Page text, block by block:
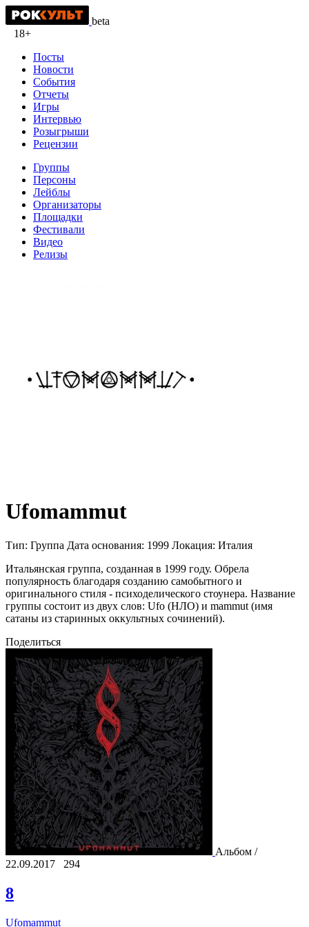
beta
18+
Посты
Новости
События
Отчеты
Игры
Интервью
Розыгрыши
Рецензии
Группы
Персоны
Лейблы
Организаторы
Площадки
Фестивали
Видео
Релизы
Ufomammut
Тип: Группа Дата основания: 1999 Локация: Италия
Итальянская группа, созданная в 1999 году. Обрела
популярность благодаря созданию самобытного и
оригинального стиля - психоделического стоунера. Название
группы состоит из двух слов: Ufo (НЛО) и mammut (имя
сатаны из старинных оккультных сочинений).
Поделиться
Альбом /
22.09.2017
294
8
Ufomammut